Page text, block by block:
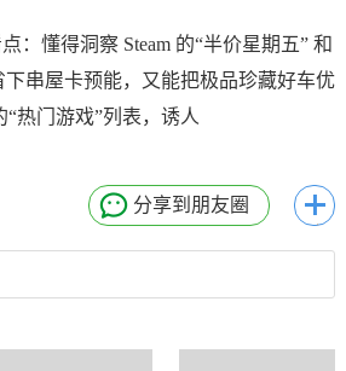
：懂得洞察 Steam 的“半价星期五” 和
下串屋卡预能，又能把极品珍藏好车优
热门游戏”列表，诱人
分享到朋友圈